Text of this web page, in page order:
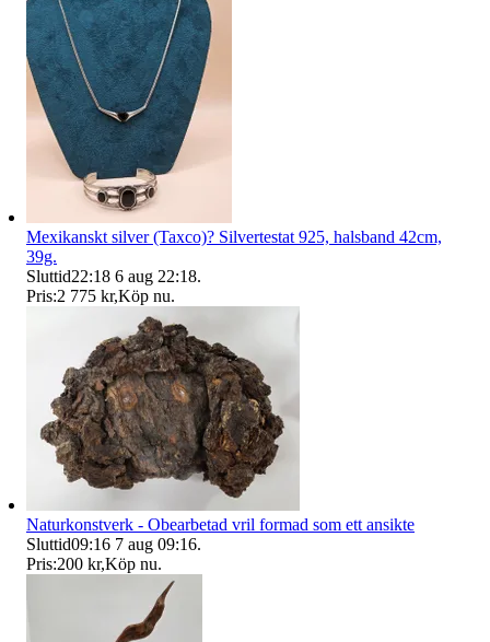
Mexikanskt silver (Taxco)? Silvertestat 925, halsband 42cm,
39g.
Sluttid22:18 6 aug 22:18.
Pris:2 775 kr,Köp nu.
Naturkonstverk - Obearbetad vril formad som ett ansikte
Sluttid09:16 7 aug 09:16.
Pris:200 kr,Köp nu.